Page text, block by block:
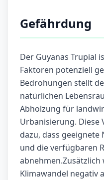
Gefährdung
Der Guyanas Trupial
Faktoren potenziell
Bedrohungen stellt
natürlichen
Abholzung für
Urbanisierung.
dazu, dass
und die verfügbaren
Klimawandel negativ